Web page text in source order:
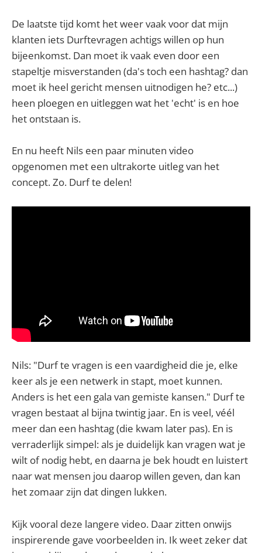
De laatste tijd komt het weer vaak voor dat mijn
klanten iets Durftevragen achtigs willen op hun
bijeenkomst. Dan moet ik vaak even door een
stapeltje misverstanden (da's toch een hashtag? dan
moet ik heel gericht mensen uitnodigen he? etc...)
heen ploegen en uitleggen wat het 'echt' is en hoe
het ontstaan is.
En nu heeft Nils een paar minuten video
opgenomen met een ultrakorte uitleg van het
concept. Zo. Durf te delen!
Nils: "Durf te vragen is een vaardigheid die je, elke
keer als je een netwerk in stapt, moet kunnen.
Anders is het een gala van gemiste kansen." Durf te
vragen bestaat al bijna twintig jaar. En is veel, véél
meer dan een hashtag (die kwam later pas). En is
verraderlijk simpel: als je duidelijk kan vragen wat je
wilt of nodig hebt, en daarna je bek houdt en luistert
naar wat mensen jou daarop willen geven, dan kan
het zomaar zijn dat dingen lukken.
Kijk vooral deze langere video. Daar zitten onwijs
inspirerende gave voorbeelden in. Ik weet zeker dat